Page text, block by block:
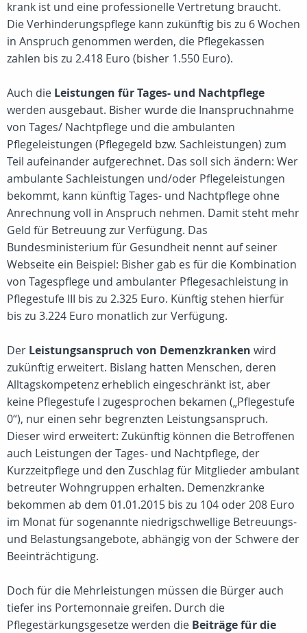
krank ist und eine professionelle Vertretung braucht.
Die Verhinderungspflege kann zukünftig bis zu 6 Wochen
in Anspruch genommen werden, die Pflegekassen
zahlen bis zu 2.418 Euro (bisher 1.550 Euro).
Auch die Leistungen für Tages- und Nachtpflege
werden ausgebaut. Bisher wurde die Inanspruchnahme
von Tages/ Nachtpflege und die ambulanten
Pflegeleistungen (Pflegegeld bzw. Sachleistungen) zum
Teil aufeinander aufgerechnet. Das soll sich ändern: Wer
ambulante Sachleistungen und/oder Pflegeleistungen
bekommt, kann künftig Tages- und Nachtpflege ohne
Anrechnung voll in Anspruch nehmen. Damit steht mehr
Geld für Betreuung zur Verfügung. Das
Bundesministerium für Gesundheit nennt auf seiner
Webseite ein Beispiel: Bisher gab es für die Kombination
von Tagespflege und ambulanter Pflegesachleistung in
Pflegestufe III bis zu 2.325 Euro. Künftig stehen hierfür
bis zu 3.224 Euro monatlich zur Verfügung.
Der Leistungsanspruch von Demenzkranken wird
zukünftig erweitert. Bislang hatten Menschen, deren
Alltagskompetenz erheblich eingeschränkt ist, aber
keine Pflegestufe I zugesprochen bekamen („Pflegestufe
0“), nur einen sehr begrenzten Leistungsanspruch.
Dieser wird erweitert: Zukünftig können die Betroffenen
auch Leistungen der Tages- und Nachtpflege, der
Kurzzeitpflege und den Zuschlag für Mitglieder ambulant
betreuter Wohngruppen erhalten. Demenzkranke
bekommen ab dem 01.01.2015 bis zu 104 oder 208 Euro
im Monat für sogenannte niedrigschwellige Betreuungs-
und Belastungsangebote, abhängig von der Schwere der
Beeinträchtigung.
Doch für die Mehrleistungen müssen die Bürger auch
tiefer ins Portemonnaie greifen. Durch die
Pflegestärkungsgesetze werden die Beiträge für die